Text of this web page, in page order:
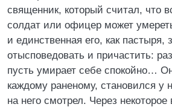
священник, который считал, что
солдат или офицер может
и единственная его, как пастыря,
отысповедовать и причастить:
пусть умирает себе спокойно…
каждому раненому, становился у
на него смотрел. Через некоторое